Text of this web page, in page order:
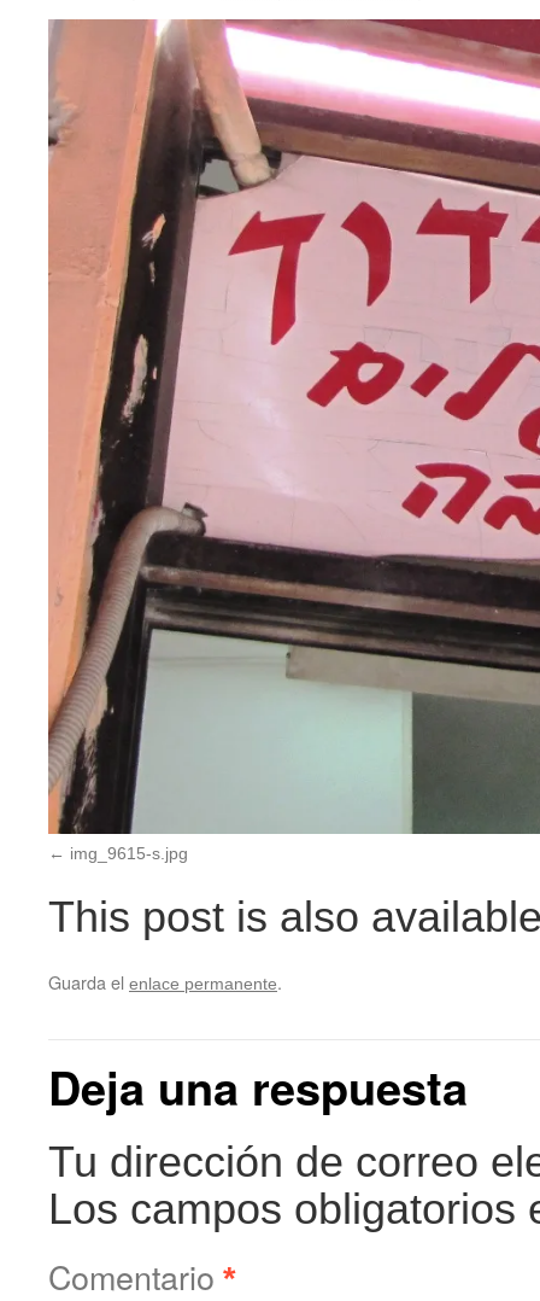
img_9615-s.jpg
This post is also
Guarda el enlace permanente.
Deja una respuesta
Tu dirección de correo
Los campos
Comentario *